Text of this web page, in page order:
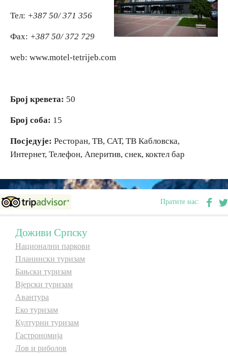
Авантура
Гастрономија
Сеоски туризам
Омладински туризам
Дестинације
Списак дестинација
Мапа дестинација
Манифестације
Тел: +387 50/ 371 356
Фаx: +387 50/ 372 729
web: www.motel-tetrijeb.com
Број кревета: 50
Број соба: 15
Посједује: Ресторан, ТВ, САТ, ТВ Кабловска,
Интернет, Телефон, Аперитив, снек, коктел бар
Пратите нас:
Доживи Српску
Национални паркови
Планински туризам
Бањски туризам
Вјерски туризам
Авантура
Еко туризам
Културни туризам
Гастрономија
Лов и риболов